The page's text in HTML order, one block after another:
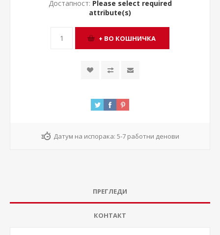
Достапност: Please select required
attribute(s)
Датум на испорака: 5-7 работни денови
ПРЕГЛЕДИ
КОНТАКТ